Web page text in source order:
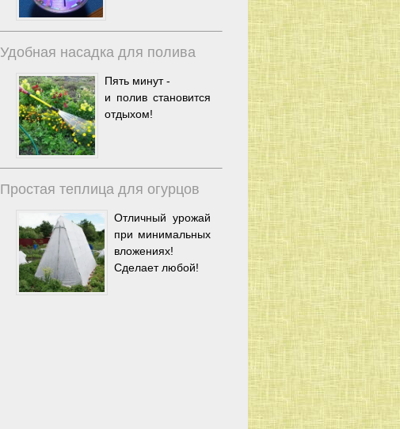
Удобная насадка для полива
Пять минут -
и полив становится
отдыхом!
Простая теплица для огурцов
Отличный урожай
при минимальных
вложениях!
Сделает любой!